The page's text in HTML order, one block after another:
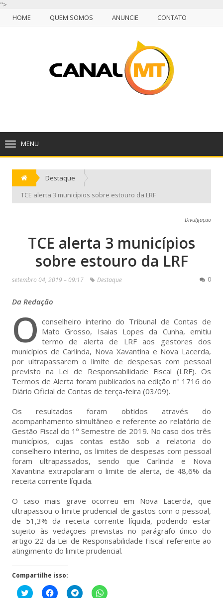
">
HOME
QUEM SOMOS ANUNCIE
CONTATO
ANUNCIE
CUIABÁ, SEGUNDA-FEIRA, 10 DE AGOSTO DE 2026
MENU
Destaque
TCE alerta 3 municípios sobre estouro da LRF
Divulgação
TCE alerta 3 municípios
sobre estouro da LRF
setembro 04, 2019 – 09:17 Destaque 0
Da Redação
O conselheiro interino do Tribunal de Contas de
Mato Grosso, Isaias Lopes da Cunha, emitiu
termo de alerta de LRF aos gestores dos
municípios de Carlinda, Nova Xavantina e Nova Lacerda,
por ultrapassarem o limite de despesas com pessoal
previsto na Lei de Responsabilidade Fiscal (LRF). Os
Termos de Alerta foram publicados na edição nº 1716 do
Diário Oficial de Contas de terça-feira (03/09).
Os resultados foram obtidos através do
acompanhamento simultâneo e referente ao relatório de
Gestão Fiscal do 1º Semestre de 2019. No caso dos três
municípios, cujas contas estão sob a relatoria do
conselheiro interino, os limites de despesas com pessoal
foram ultrapassados, sendo que Carlinda e Nova
Xavantina extrapolaram o limite de alerta, de 48,6% da
receita corrente líquida.
O caso mais grave ocorreu em Nova Lacerda, que
ultrapassou o limite prudencial de gastos com o pessoal,
de 51,3% da receita corrente líquida, podendo estar
sujeito às vedações previstas no parágrafo único do
artigo 22 da Lei de Responsabilidade Fiscal referente ao
atingimento do limite prudencial.
Compartilhe isso:
Clique Clique Clique Clique